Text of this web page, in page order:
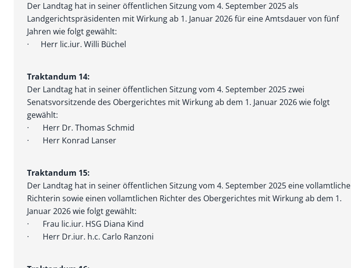
Der Landtag hat in seiner öffentlichen Sitzung vom 4. September 2025 als
Landgerichtspräsi­denten mit Wirkung ab 1. Januar 2026 für eine Amtsdauer von fünf
Jahren wie folgt gewählt:
· Herr lic.iur. Willi Büchel
Traktandum 14:
Der Landtag hat in seiner öffentlichen Sitzung vom 4. September 2025 zwei
Senatsvorsitzende des Obergerichtes mit Wirkung ab dem 1. Januar 2026 wie folgt
gewählt:
· Herr Dr. Thomas Schmid
· Herr Konrad Lanser
Traktandum 15:
Der Landtag hat in seiner öffentlichen Sitzung vom 4. September 2025 eine vollamtliche
Richterin sowie einen vollamtlichen Richter des Obergerichtes mit Wirkung ab dem 1.
Januar 2026 wie folgt gewählt:
· Frau lic.iur. HSG Diana Kind
· Herr Dr.iur. h.c. Carlo Ranzoni